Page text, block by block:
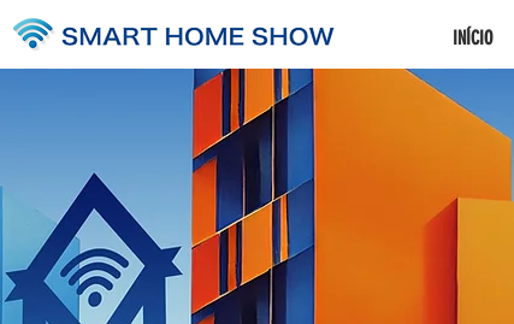
INÍCIO